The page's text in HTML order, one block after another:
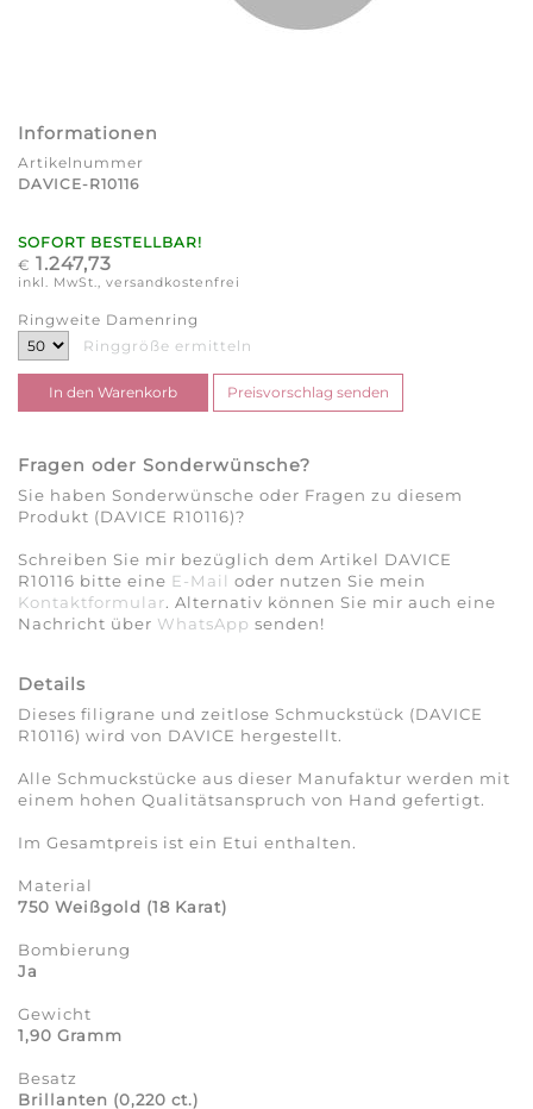
Informationen
Artikelnummer
DAVICE-R10116
SOFORT BESTELLBAR!
€ 1.247,73
inkl. MwSt., versandkostenfrei
Ringweite Damenring
Ringgröße ermitteln
Fragen oder Sonderwünsche?
Sie haben Sonderwünsche oder Fragen zu diesem
Produkt (DAVICE R10116)?
Schreiben Sie mir bezüglich dem Artikel DAVICE
R10116 bitte eine E-Mail oder nutzen Sie mein
Kontaktformular. Alternativ können Sie mir auch eine
Nachricht über WhatsApp senden!
Details
Dieses filigrane und zeitlose Schmuckstück (DAVICE
R10116) wird von DAVICE hergestellt.
Alle Schmuckstücke aus dieser Manufaktur werden mit
einem hohen Qualitätsanspruch von Hand gefertigt.
Im Gesamtpreis ist ein Etui enthalten.
Material
750 Weißgold (18 Karat)
Bombierung
Ja
Gewicht
1,90 Gramm
Besatz
Brillanten (0,220 ct.)